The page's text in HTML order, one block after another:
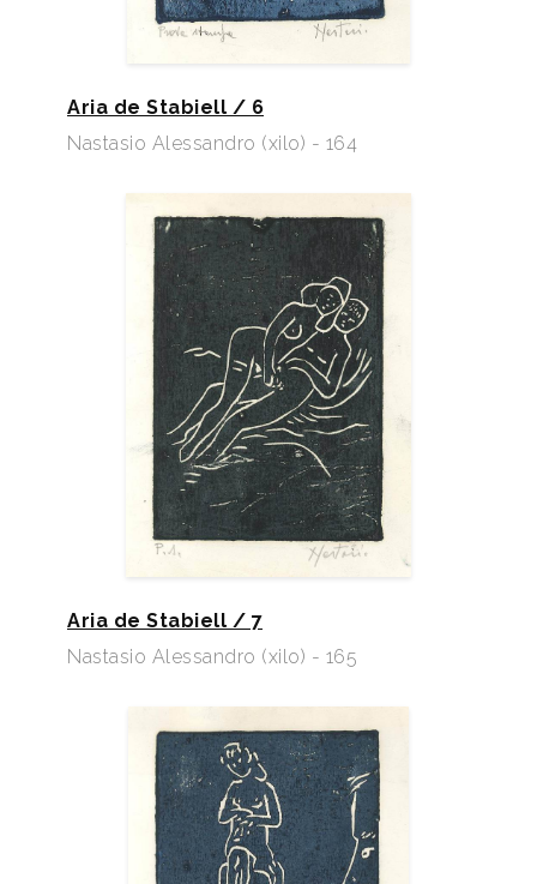
Aria de Stabiell / 6
Nastasio Alessandro (xilo) - 164
Aria de Stabiell / 7
Nastasio Alessandro (xilo) - 165